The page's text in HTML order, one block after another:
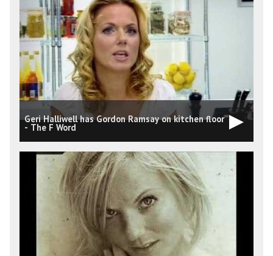
Geri Halliwell has Gordon Ramsay on kitchen floor
- The F Word